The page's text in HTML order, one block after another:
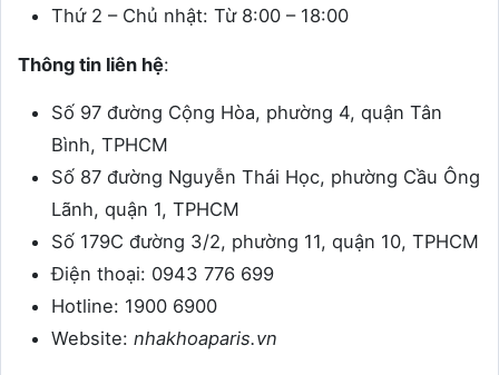
Thứ 2 – Chủ nhật: Từ 8:00 – 18:00
Thông tin liên hệ:
Số 97 đường Cộng Hòa, phường 4, quận Tân
Bình, TPHCM
Số 87 đường Nguyễn Thái Học, phường Cầu Ông
Lãnh, quận 1, TPHCM
Số 179C đường 3/2, phường 11, quận 10, TPHCM
Điện thoại: 0943 776 699
Hotline: 1900 6900
Website: nhakhoaparis.vn